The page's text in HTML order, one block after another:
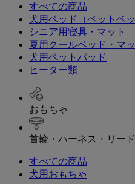
すべての商品
犬用ベッド（ペットベ
シニア用寝具・マット
夏用クールベッド・マ
犬用ベットパッド
ヒーター類
おもちゃ
首輪・ハーネス・リード
すべての商品
犬用おもちゃ